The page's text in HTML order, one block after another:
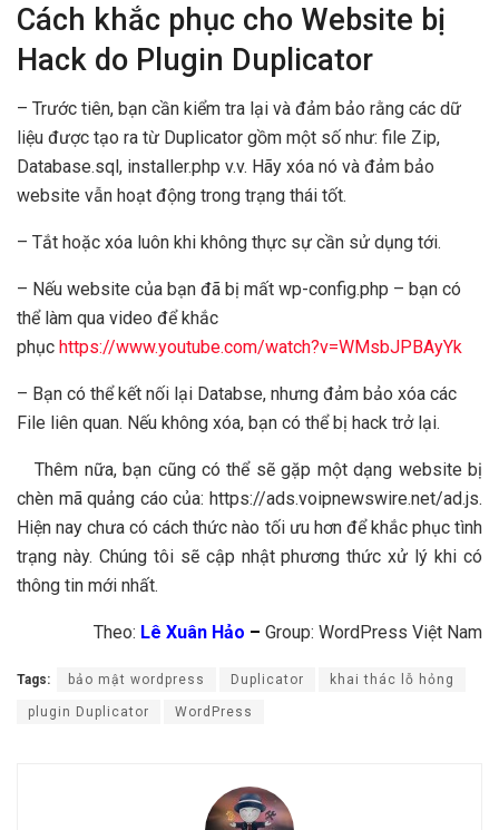
Cách khắc phục cho Website bị
Hack do Plugin Duplicator
– Trước tiên, bạn cần kiểm tra lại và đảm bảo rằng các dữ
liệu được tạo ra từ Duplicator gồm một số như: file Zip,
Database.sql, installer.php v.v. Hãy xóa nó và đảm bảo
website vẫn hoạt động trong trạng thái tốt.
– Tắt hoặc xóa luôn khi không thực sự cần sử dụng tới.
– Nếu website của bạn đã bị mất wp-config.php – bạn có
thể làm qua video để khắc
phục https://www.youtube.com/watch?v=WMsbJPBAyYk
– Bạn có thể kết nối lại Databse, nhưng đảm bảo xóa các
File liên quan. Nếu không xóa, bạn có thể bị hack trở lại.
Thêm nữa, bạn cũng có thể sẽ gặp một dạng website bị
chèn mã quảng cáo của: https://ads.voipnewswire.net/ad.js.
Hiện nay chưa có cách thức nào tối ưu hơn để khắc phục tình
trạng này. Chúng tôi sẽ cập nhật phương thức xử lý khi có
thông tin mới nhất.
Theo: Lê Xuân Hảo – Group: WordPress Việt Nam
Tags: bảo mật wordpress Duplicator khai thác lỗ hỏng
plugin Duplicator WordPress